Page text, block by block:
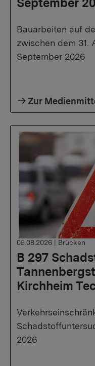
Bauarbeiten auf
zwischen dem 31.
September 2026
Zur
B 297
Kirchheim
05.08.2026 | Brücken
2026